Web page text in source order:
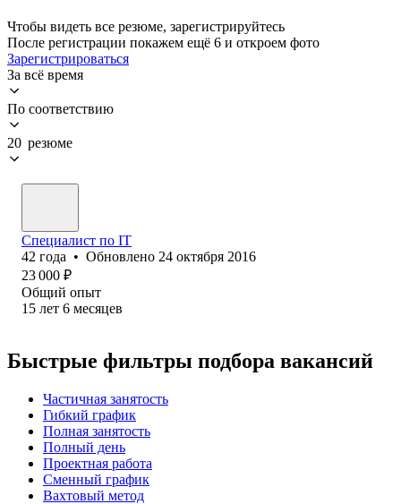
Чтобы видеть все резюме, зарегистрируйтесь
После регистрации покажем ещё 6 и откроем фото
Зарегистрироваться
За всё время
По соответствию
20 резюме
Специалист по IT
42 года • Обновлено 24 октября 2016
23 000 ₽
Общий опыт
15 лет 6 месяцев
Быстрые фильтры подбора вакансий
Частичная занятость
Гибкий график
Полная занятость
Полный день
Проектная работа
Сменный график
Вахтовый метод